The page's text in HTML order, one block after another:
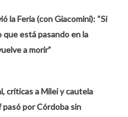
la Feria (con Giacomini): “Si
que está pasando en la
a morir”
críticas a Milei y cautela
por Córdoba sin